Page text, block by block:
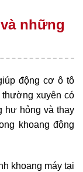
những
động cơ ô tô
xuyên có
hư hỏng và thay
khoang động
khoang máy tại